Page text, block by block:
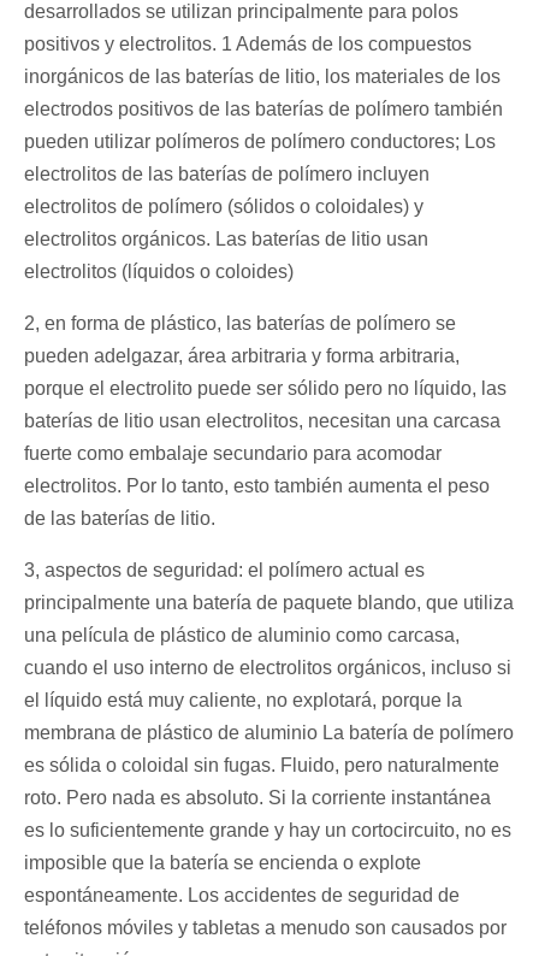
desarrollados se utilizan principalmente para polos
positivos y electrolitos. 1 Además de los compuestos
inorgánicos de las baterías de litio, los materiales de los
electrodos positivos de las baterías de polímero también
pueden utilizar polímeros de polímero conductores; Los
electrolitos de las baterías de polímero incluyen
electrolitos de polímero (sólidos o coloidales) y
electrolitos orgánicos. Las baterías de litio usan
electrolitos (líquidos o coloides)
2, en forma de plástico, las baterías de polímero se
pueden adelgazar, área arbitraria y forma arbitraria,
porque el electrolito puede ser sólido pero no líquido, las
baterías de litio usan electrolitos, necesitan una carcasa
fuerte como embalaje secundario para acomodar
electrolitos. Por lo tanto, esto también aumenta el peso
de las baterías de litio.
3, aspectos de seguridad: el polímero actual es
principalmente una batería de paquete blando, que utiliza
una película de plástico de aluminio como carcasa,
cuando el uso interno de electrolitos orgánicos, incluso si
el líquido está muy caliente, no explotará, porque la
membrana de plástico de aluminio La batería de polímero
es sólida o coloidal sin fugas. Fluido, pero naturalmente
roto. Pero nada es absoluto. Si la corriente instantánea
es lo suficientemente grande y hay un cortocircuito, no es
imposible que la batería se encienda o explote
espontáneamente. Los accidentes de seguridad de
teléfonos móviles y tabletas a menudo son causados por